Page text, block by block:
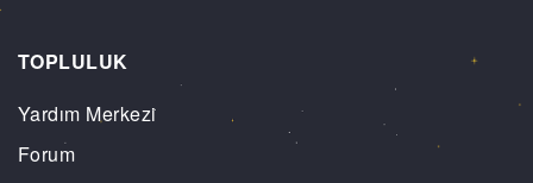
TOPLULUK
Yardım Merkezi
Forum